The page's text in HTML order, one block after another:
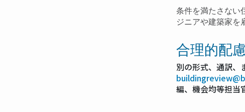
条件を満たさない
ジニアや建築家を
合理的配
別の形式、通訳、
編、機会均等担当